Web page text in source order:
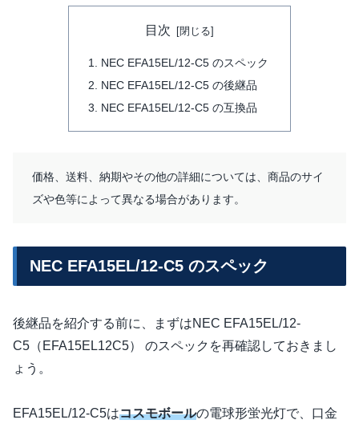
目次
NEC EFA15EL/12-C5 のスペック
NEC EFA15EL/12-C5 の後継品
NEC EFA15EL/12-C5 の互換品
価格、送料、納期やその他の詳細については、商品のサイ
ズや色等によって異なる場合があります。
NEC EFA15EL/12-C5 のスペック
後継品を紹介する前に、まずはNEC EFA15EL/12-
C5（EFA15EL12C5） のスペックを再確認しておきまし
ょう。
EFA15EL/12-C5はコスモボールの電球形蛍光灯で、口金